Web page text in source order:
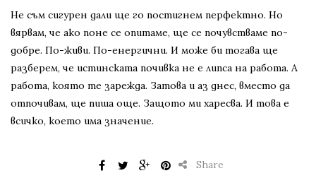
Не съм сигурен дали ще го постигнем перфектно. Но
вярвам, че ако поне се опитаме, ще се почувстваме по-
добре. По-живи. По-енергични. И може би тогава ще
разберем, че истинската почивка не е липса на работа. А
работа, която те зарежда. Затова и аз днес, вместо да
отпочивам, ще пиша още. Защото ми харесва. И това е
всичко, което има значение.
Share